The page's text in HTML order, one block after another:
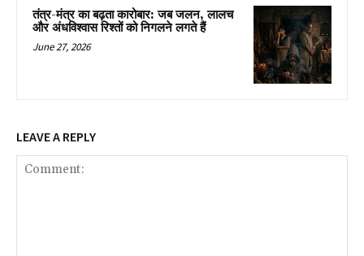
तंत्र-मंत्र का बढ़ता कारोबार: जब जलन, लालच
और अंधविश्वास रिश्तों को निगलने लगते हैं
June 27, 2026
LEAVE A REPLY